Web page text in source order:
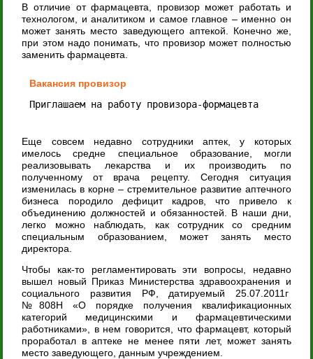
В отличие от фармацевта, провизор может работать и
технологом, и аналитиком и самое главное – именно он
может занять место заведующего аптекой. Конечно же,
при этом надо понимать, что провизор может полностью
заменить фармацевта.
Вакансия провизор
Приглашаем на работу провизора-формацевта
Еще совсем недавно сотрудники аптек, у которых
имелось средне специальное образование, могли
реализовывать лекарства и их производить по
полученному от врача рецепту. Сегодня ситуация
изменилась в корне – стремительное развитие аптечного
бизнеса породило дефицит кадров, что привело к
объединению должностей и обязанностей. В наши дни,
легко можно наблюдать, как сотрудник со средним
специальным образованием, может занять место
директора.
Чтобы как-то регламентировать эти вопросы, недавно
вышел новый Приказ Министерства здравоохранения и
социального развития РФ, датируемый 25.07.2011г
№808Н «О порядке получения квалификационных
категорий медицинскими и фармацевтическими
работниками», в нем говорится, что фармацевт, который
проработал в аптеке не менее пяти лет, может занять
место заведующего, данным учреждением.